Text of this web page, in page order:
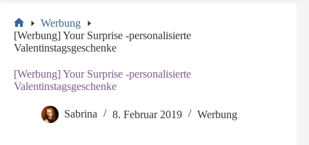
Start
Werbung
[Werbung] Your Surprise -personalisierte
Valentinstagsgeschenke
[Werbung] Your Surprise -personalisierte
Valentinstagsgeschenke
Sabrina 8. Februar 2019 Werbung